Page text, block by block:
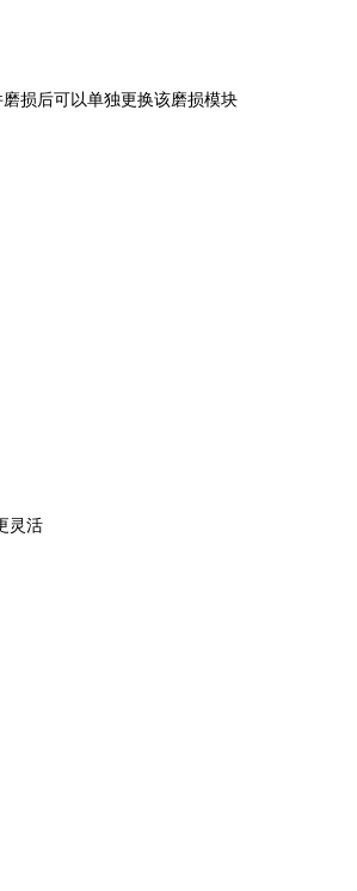
损后可以单独更换该磨损模块
灵活